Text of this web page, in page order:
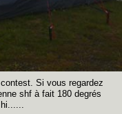
Si vous regardez
shf à fait 180 degrés